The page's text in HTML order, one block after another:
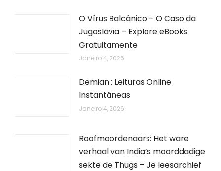
O Vírus Balcânico – O Caso da
Jugoslávia – Explore eBooks
Gratuitamente
Janeiro 4, 2026
Demian : Leituras Online
Instantâneas
Janeiro 4, 2026
Roofmoordenaars: Het ware
verhaal van India’s moorddadige
sekte de Thugs – Je leesarchief